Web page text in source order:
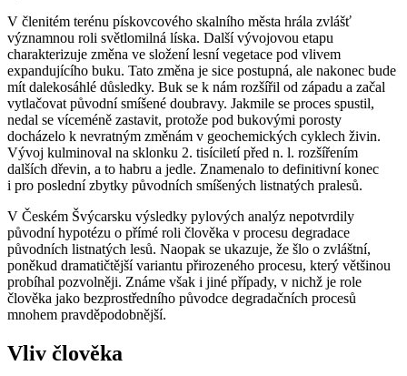
V členitém terénu pískovcového skalního města hrála zvlášť
významnou roli světlomilná líska. Další vývojovou etapu
charakterizuje změna ve složení lesní vegetace pod vlivem
expandujícího buku. Tato změna je sice postupná, ale nakonec bude
mít dalekosáhlé důsledky. Buk se k nám rozšířil od západu a začal
vytlačovat původní smíšené doubravy. Jakmile se proces spustil,
nedal se víceméně zastavit, protože pod bukovými porosty
docházelo k nevratným změnám v geochemických cyklech živin.
Vývoj kulminoval na sklonku 2. tisíciletí před n. l. rozšířením
dalších dřevin, a to habru a jedle. Znamenalo to definitivní konec
i pro poslední zbytky původních smíšených listnatých pralesů.
V Českém Švýcarsku výsledky pylových analýz nepotvrdily
původní hypotézu o přímé roli člověka v procesu degradace
původních listnatých lesů. Naopak se ukazuje, že šlo o zvláštní,
poněkud dramatičtější variantu přirozeného procesu, který většinou
probíhal pozvolněji. Známe však i jiné případy, v nichž je role
člověka jako bezprostředního původce degradačních procesů
mnohem pravděpodobnější.
Vliv člověka